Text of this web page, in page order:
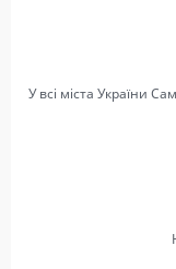
У всі міста України